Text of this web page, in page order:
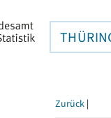
Zurück |